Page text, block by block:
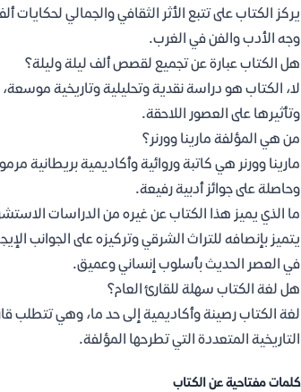
يركز الكتاب على تتبع الأثر الثقافي والجمالي
وجه الأدب والفن في الغرب.
هل الكتاب عبارة عن تجميع لقصص ألف ليلة وليلة؟
لا، الكتاب هو دراسة نقدية وتحليلية وتاريخية
وتأثيرها على العصور اللاحقة.
من هي المؤلفة مارينا وورنر؟
مارينا وورنر هي كاتبة وروائية وأكاديمية بريطانية
وحاصلة على جوائز أدبية رفيعة.
ما الذي يميز هذا الكتاب عن غيره من الدراسات
يتميز بإنصافه للتراث الشرقي وتركيزه على الجوانب
في العصر الحديث بأسلوب إنساني وعميق.
هل لغة الكتاب سهلة للقارئ العام؟
لغة الكتاب رصينة وأكاديمية إلى حد ما، وهي تتطلب
التاريخية المتعددة التي تطرحها المؤلفة.
كلمات مفتاحية عن الكتاب